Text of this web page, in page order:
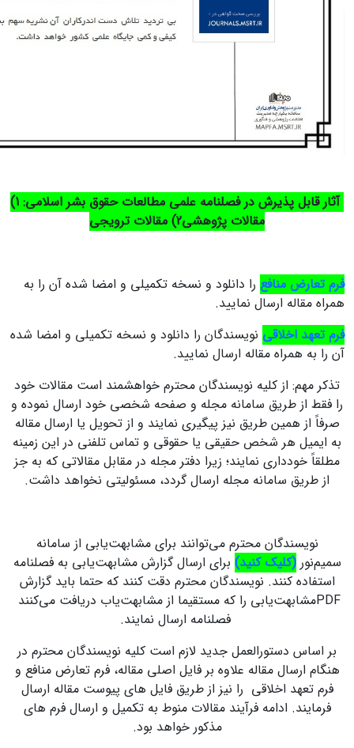
آثار قابل پذیرش در فصلنامه علمی مطالعات حقوق بشر اسلامی: 1)
مقالات پژوهشی2) مقالات ترویجی
فرم تعارض منافع را دانلود و نسخه تکمیلی و امضا شده آن را به
همراه مقاله ارسال نمایید.
فرم تعهد اخلاقی نویسندگان را دانلود و نسخه تکمیلی و امضا شده
آن را به همراه مقاله ارسال نمایید.
تذکر مهم: از کلیه نویسندگان محترم خواهشمند است مقالات خود
را فقط از طریق سامانه مجله و صفحه شخصی خود ارسال نموده و
صرفاً از همین طریق نیز پیگیری نمایند و از تحویل یا ارسال مقاله
به ایمیل هر شخص حقیقی یا حقوقی و تماس تلفنی در این زمینه
مطلقاً خودداری نمایند؛ زیرا دفتر مجله در مقابل مقالاتی که به جز
از طریق سامانه مجله ارسال گردد، مسئولیتی نخواهد داشت.
نویسندگان محترم می‌توانند برای مشابهت‌یابی از سامانه
سمیم‌نور(کلیک کنید) برای ارسال گزارش مشابهت‌یابی به فصلنامه
استفاده کنند. نویسندگان محترم دقت کنند که حتما باید گزارش
PDFمشابهت‌یابی را که مستقیما از مشابهت‌یاب دریافت می‌‌کنند
فصلنامه ارسال نمایند.
بر اساس دستورالعمل جدید لازم است کلیه نویسندگان محترم در
هنگام ارسال مقاله علاوه بر فایل اصلی مقاله، فرم تعارض منافع و
فرم تعهد اخلاقی را نیز از طریق فایل های پیوست مقاله ارسال
فرمایند. ادامه فرآیند مقالات منوط به تکمیل و ارسال فرم های
مذکور خواهد بود.